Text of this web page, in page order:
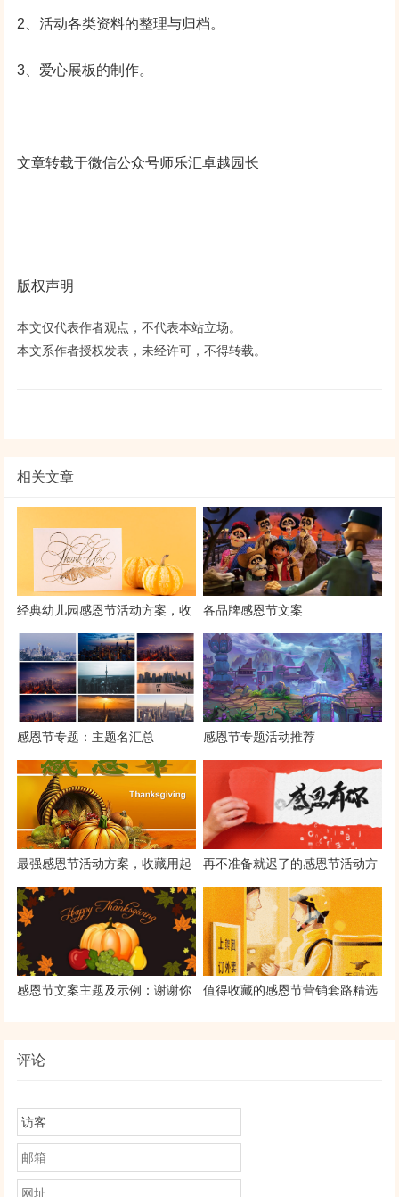
2、活动各类资料的整理与归档。
3、爱心展板的制作。
文章转载于微信公众号师乐汇卓越园长
版权声明
本文仅代表作者观点，不代表本站立场。
本文系作者授权发表，未经许可，不得转载。
相关文章
经典幼儿园感恩节活动方案，收
各品牌感恩节文案
感恩节专题：主题名汇总 感恩节专题活动推荐
最强感恩节活动方案，收藏用起
来~
再不准备就迟了的感恩节活动方
案~
感恩节文案主题及示例：谢谢你
值得收藏的感恩节营销套路精选
评论